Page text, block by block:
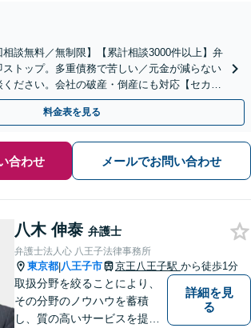
相談無料／無制限】【累計相談3000件以上】弁
トップ。多重債務で苦しい／元金が減らない
ださい。会社の破産・倒産にも対応【セカン
払い・後払い可】
料金表を見る
合わせ メールでお問い合わせ
八木 伸泰 弁護士
弁護士法人心 八王子法律事務所
東京都|八王子市 京王八王子駅 から徒歩1分
取扱分野を絞ることにより、
その分野のノウハウを蓄積
し、質の高いサービスを提供
詳細を見
る